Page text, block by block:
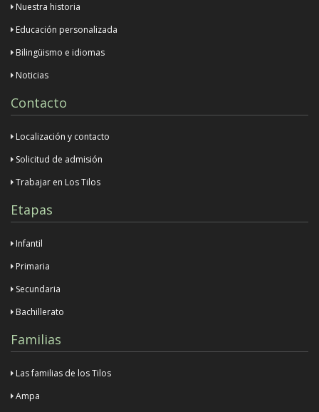
Nuestra historia
Educación personalizada
Bilingüismo e idiomas
Noticias
Contacto
Localización y contacto
Solicitud de admisión
Trabajar en Los Tilos
Etapas
Infantil
Primaria
Secundaria
Bachillerato
Familias
Las familias de los Tilos
Ampa